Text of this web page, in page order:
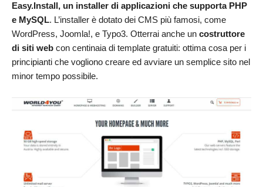
Easy.Install, un installer di applicazioni che supporta PHP
e MySQL. L’installer è dotato dei CMS più famosi, come
WordPress, Joomla!, e Typo3. Otterrai anche un costruttore
di siti web con centinaia di template gratuiti: ottima cosa per i
principianti che vogliono creare ed avviare un semplice sito nel
minor tempo possibile.